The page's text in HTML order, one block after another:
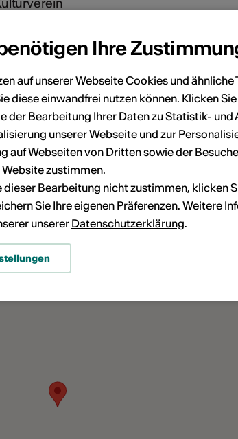
078 825 12 54
julian.vomsattel@gmx.ch
Visperterminen
- 24.08.2033
Visperterminen
Ihre
auf unserer Webseite Cookies und ähnliche
diese einwandfrei nutzen können. Klicken
der Bearbeitung Ihrer Daten zu Statistik- und
unserer Webseite und zur
auf Webseiten von Dritten sowie der
Website zustimmen.
dieser Bearbeitung nicht zustimmen, klicken
Sie Ihre eigenen Präferenzen. Weitere
unserer Datenschutzerklärung.